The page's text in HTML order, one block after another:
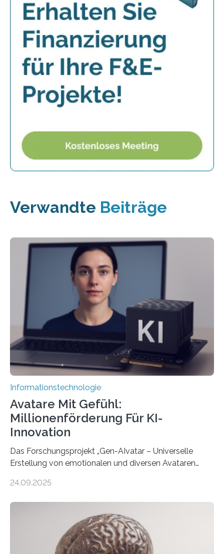
Verwandte Beiträge
Informationstechnologie
Avatare Mit Gefühl:
Millionenförderung Für KI-
Innovation
Das Forschungsprojekt „Gen-AIvatar – Universelle
Erstellung von emotionalen und diversen Avataren
Förderung in Höhe von rund 2 Millionen Euro. Dabei
der Universität Bonn und der TH Köln gemeinsam mit
der MindPort GmbH eine neuartige, KI-gestützte
Lösung zur Erzeugung von Emotionen für realistische
Avatare. Gen-AIvatar entwickelt innovative und
24.09.2025